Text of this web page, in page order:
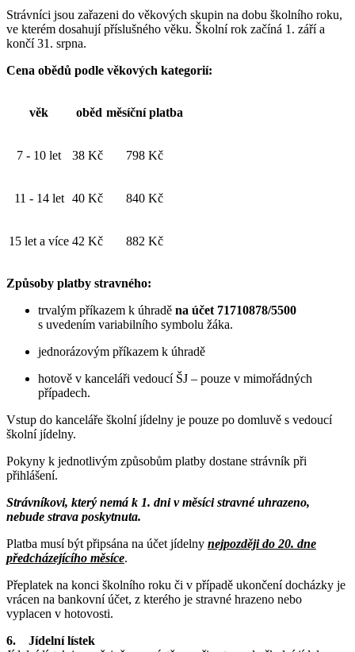
Strávníci jsou zařazeni do věkových skupin na dobu školního roku,
ve kterém dosahují příslušného věku. Školní rok začíná 1. září a
končí 31. srpna.
Cena obědů podle věkových kategorií:
věk oběd měsíční platba
7 - 10 let 38 Kč 798 Kč
11 - 14 let 40 Kč 840 Kč
15 let a více 42 Kč 882 Kč
Způsoby platby stravného:
trvalým příkazem k úhradě na účet 71710878/5500
s uvedením variabilního symbolu žáka.
jednorázovým příkazem k úhradě
hotově v kanceláři vedoucí ŠJ – pouze v mimořádných
případech.
Vstup do kanceláře školní jídelny je pouze po domluvě s vedoucí
školní jídelny.
Pokyny k jednotlivým způsobům platby dostane strávník při
přihlášení.
Strávníkovi, který nemá k 1. dni v měsíci stravné uhrazeno,
nebude strava poskytnuta.
Platba musí být připsána na účet jídelny nejpozději do 20. dne
předcházejícího měsíce.
Přeplatek na konci školního roku či v případě ukončení docházky je
vrácen na bankovní účet, z kterého je stravné hrazeno nebo
vyplacen v hotovosti.
6. Jídelní lístek